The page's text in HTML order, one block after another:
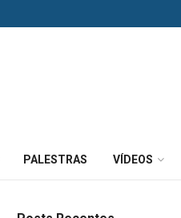
PALESTRAS VÍDEOS